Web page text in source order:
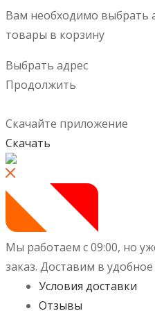
Вам необходимо выбрать
товары в корзину
Выбрать адрес
Продолжить
Скачайте приложение
Скачать
Мы работаем с 09:00, но
заказ. Доставим в удобное
Условия доставки
Отзывы